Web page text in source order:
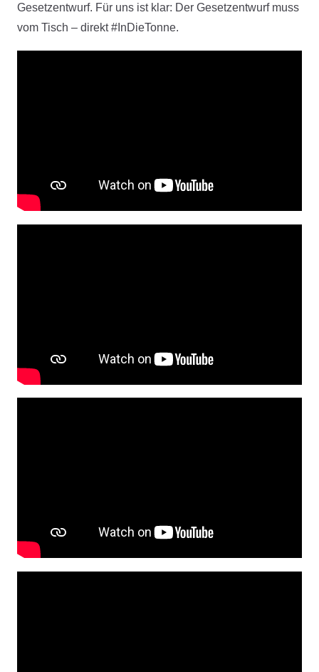
Gesetzentwurf. Für uns ist klar: Der Gesetzentwurf muss
vom Tisch – direkt #InDieTonne.